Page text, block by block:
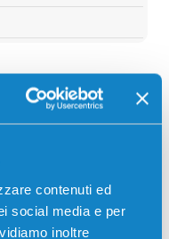
contenuti ed
social media e per
inoltre
WB-P03
Minolta BIZHUB
BIZHUB C35P,
MAGICOLOR